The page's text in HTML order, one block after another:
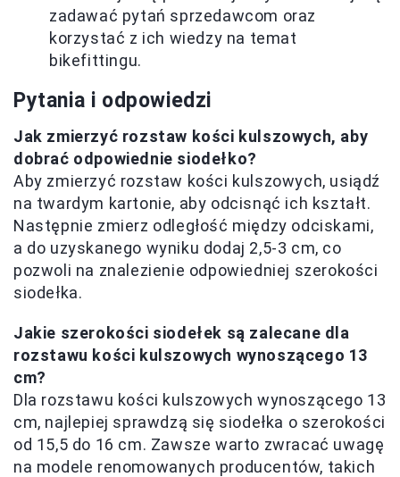
zadawać pytań sprzedawcom oraz
korzystać z ich wiedzy na temat
bikefittingu.
Pytania i odpowiedzi
Jak zmierzyć rozstaw kości kulszowych, aby
dobrać odpowiednie siodełko?
Aby zmierzyć rozstaw kości kulszowych, usiądź
na twardym kartonie, aby odcisnąć ich kształt.
Następnie zmierz odległość między odciskami,
a do uzyskanego wyniku dodaj 2,5-3 cm, co
pozwoli na znalezienie odpowiedniej szerokości
siodełka.
Jakie szerokości siodełek są zalecane dla
rozstawu kości kulszowych wynoszącego 13
cm?
Dla rozstawu kości kulszowych wynoszącego 13
cm, najlepiej sprawdzą się siodełka o szerokości
od 15,5 do 16 cm. Zawsze warto zwracać uwagę
na modele renomowanych producentów, takich